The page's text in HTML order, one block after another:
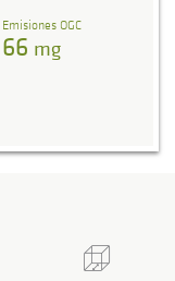
Emisiones OGC
66 mg